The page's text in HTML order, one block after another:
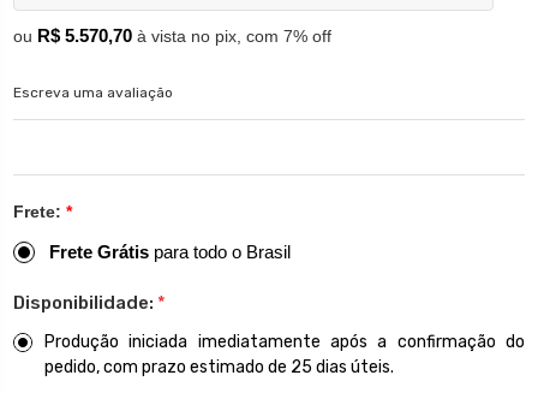
ou R$ 5.570,70 à vista no pix, com 7% off
Escreva uma avaliação
Frete: *
Frete Grátis para todo o Brasil
Disponibilidade: *
Produção iniciada imediatamente após a confirmação do
pedido, com prazo estimado de 25 dias úteis.